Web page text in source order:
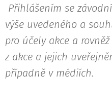
Přihlášením se
výše uvedeného a
pro účely akce a
z akce a jejich
případně v médiích.